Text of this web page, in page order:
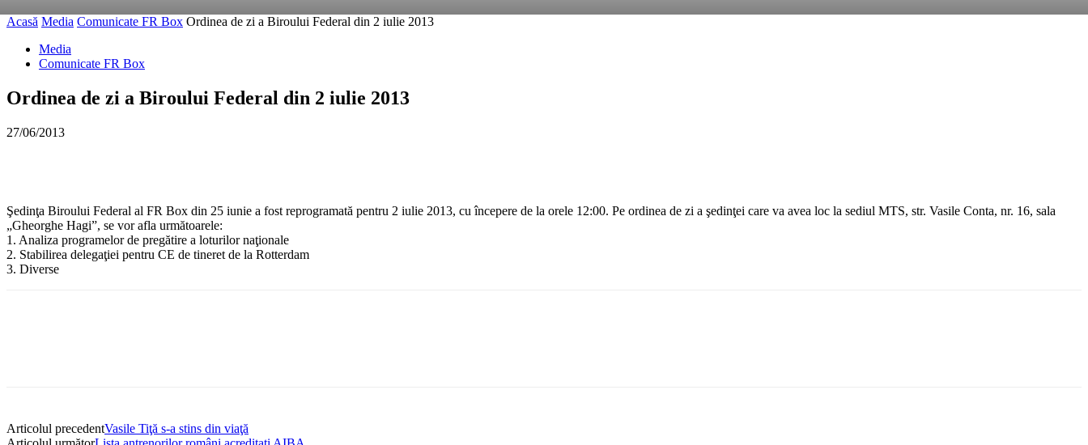
Acasă Media Comunicate FR Box Ordinea de zi a Biroului Federal din 2 iulie 2013
Media
Comunicate FR Box
Ordinea de zi a Biroului Federal din 2 iulie 2013
27/06/2013
Şedinţa Biroului Federal al FR Box din 25 iunie a fost reprogramată pentru 2 iulie 2013, cu începere de la orele 12:00. Pe ordinea de zi a şedinţei care va avea loc la sediul MTS, str. Vasile Conta, nr. 16, sala
„Gheorghe Hagi”, se vor afla următoarele:
1. Analiza programelor de pregătire a loturilor naţionale
2. Stabilirea delegaţiei pentru CE de tineret de la Rotterdam
3. Diverse
Articolul precedentVasile Tiţă s-a stins din viaţă